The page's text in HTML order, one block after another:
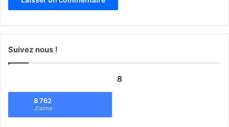
Suivez nous !
8
8 762
J\'aime